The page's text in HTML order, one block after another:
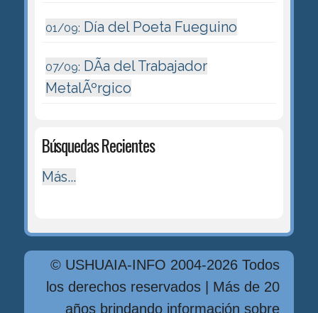
01/09: Día del Poeta Fueguino
07/09: DÃ­a del Trabajador
MetalÃºrgico
Búsquedas Recientes
Más...
© USHUAIA-INFO 2004-2026 Todos
los derechos reservados | Más de 20
años brindando información sobre